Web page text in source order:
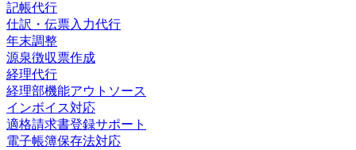
記帳代行
仕訳・伝票入力代行
年末調整
源泉徴収票作成
経理代行
経理部機能アウトソース
インボイス対応
適格請求書登録サポート
電子帳簿保存法対応